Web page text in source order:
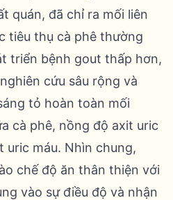
quán, đã chỉ ra mối liên
tiêu thụ cà phê thường
triển bệnh gout thấp hơn,
cứu sâu rộng và
tỏ hoàn toàn mối
cà phê, nồng độ axit uric
máu. Nhìn chung,
chế độ ăn thân thiện với
vào sự điều độ và nhận